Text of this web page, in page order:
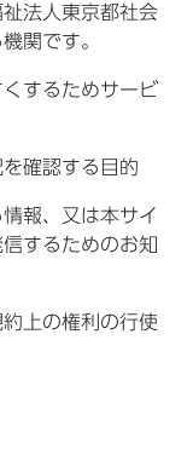
法人東京都社会
関です。
するためサービ
確認する目的
報、又は本サイ
するためのお知
上の権利の行使